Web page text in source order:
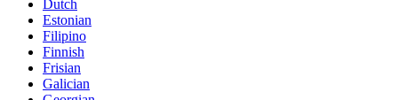
Dutch
Estonian
Filipino
Finnish
Frisian
Galician